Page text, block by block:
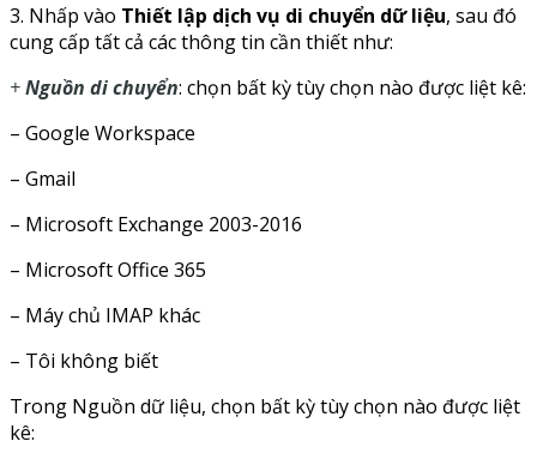
3. Nhấp vào Thiết lập dịch vụ di chuyển dữ liệu, sau đó
cung cấp tất cả các thông tin cần thiết như:
+Nguồn di chuyển: chọn bất kỳ tùy chọn nào được liệt kê:
– Google Workspace
– Gmail
– Microsoft Exchange 2003-2016
– Microsoft Office 365
– Máy chủ IMAP khác
– Tôi không biết
Trong Nguồn dữ liệu, chọn bất kỳ tùy chọn nào được liệt
kê: